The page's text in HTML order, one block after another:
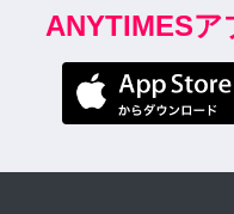
ANYTIMES